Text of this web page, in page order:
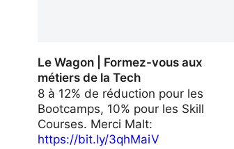
Le Wagon | Formez-vous aux
métiers de la Tech
8 à 12% de réduction pour les
Bootcamps, 10% pour les Skill
Courses. Merci Malt:
https://bit.ly/3qhMaiV